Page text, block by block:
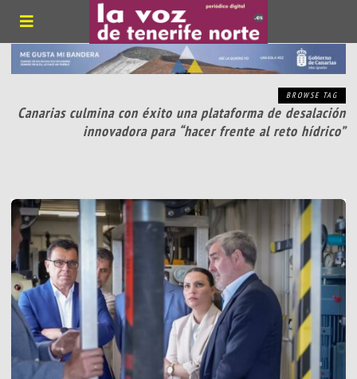
BROWSE TAG
Canarias culmina con éxito una plataforma de desalación
innovadora para “hacer frente al reto hídrico”